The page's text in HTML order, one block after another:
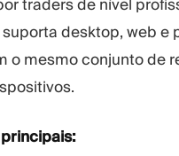
traders de nível
desktop, web e
o mesmo conjunto de